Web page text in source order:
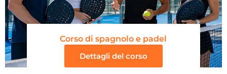
Corso di spagnolo e padel
Dettagli del corso